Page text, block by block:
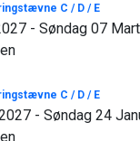
C / D / E
- Søndag 07
C / D / E
- Søndag 24